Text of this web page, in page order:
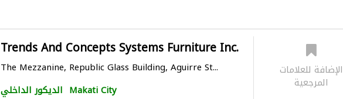
Trends And Concepts Systems Furniture Inc.
The Mezzanine, Republic Glass Building, Aguirre St...
الديكور الداخلي Makati City
الإضافة للعلامات
المرجعية